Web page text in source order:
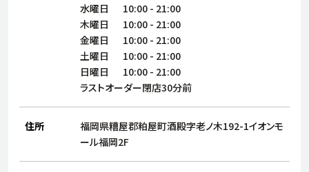
株主・投資家情報
サステナビリティ
ブランド
店舗検索
店舗一覧
採用情報
よくある質問・お問い合わせ
水曜日
10:00 - 21:00
木曜日
10:00 - 21:00
金曜日
10:00 - 21:00
土曜日
10:00 - 21:00
日曜日
10:00 - 21:00
ラストオーダー閉店30分前
住所
福岡県糟屋郡粕屋町酒殿字老ノ木192-1イオンモ
ール福岡2F